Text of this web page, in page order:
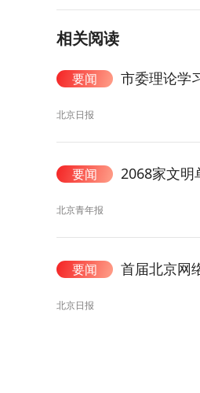
相关阅读
要闻 市委理论学
北京日报
要闻 2068家文明
北京青年报
要闻 首届北京网
北京日报